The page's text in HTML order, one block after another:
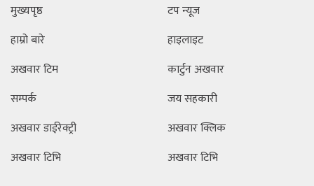
मुख्यपृष्ठ
हाम्रो बारे
अखवार टिम
सम्पर्क
अखवार डाईरेक्ट्री
अखवार टिभि
टप न्यूज
हाइलाइट
कार्टुन अखवार
जय सहकारी
अखवार क्लिक
अखवार टिभि